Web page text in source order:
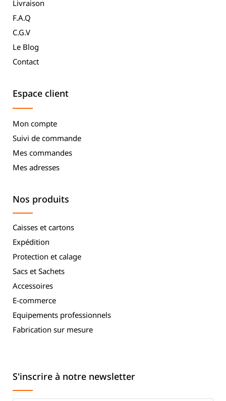
Livraison
F.A.Q
C.G.V
Le Blog
Contact
Espace client
Mon compte
Suivi de commande
Mes commandes
Mes adresses
Nos produits
Caisses et cartons
Expédition
Protection et calage
Sacs et Sachets
Accessoires
E-commerce
Equipements professionnels
Fabrication sur mesure
S'inscrire à notre newsletter